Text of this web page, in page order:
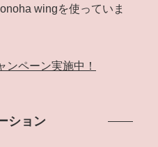
wingを使っていま
ンペーン実施中！
ション